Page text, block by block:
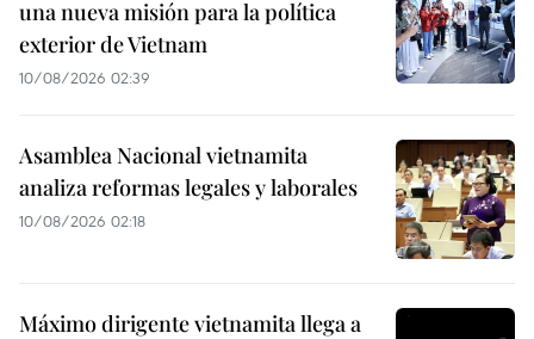
una nueva misión para la política
exterior de Vietnam
10/08/2026 02:39
Asamblea Nacional vietnamita
analiza reformas legales y laborales
10/08/2026 02:18
Máximo dirigente vietnamita llega a